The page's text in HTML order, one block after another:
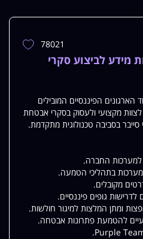
הוספת
78021
לביצוע סקרי
הפיננסיים המובילים
מקצועי ולעסוק בסקרי אבטחת
סייבר בסביבה טכנולוגית מתקדמת.
למערכות החברה.
בתהליכי הטמעה.
מקובלים.
גופים פיננסיים.
ומתן המלצות למיגור חולשות.
להטמעת פתרונות אבטחה.